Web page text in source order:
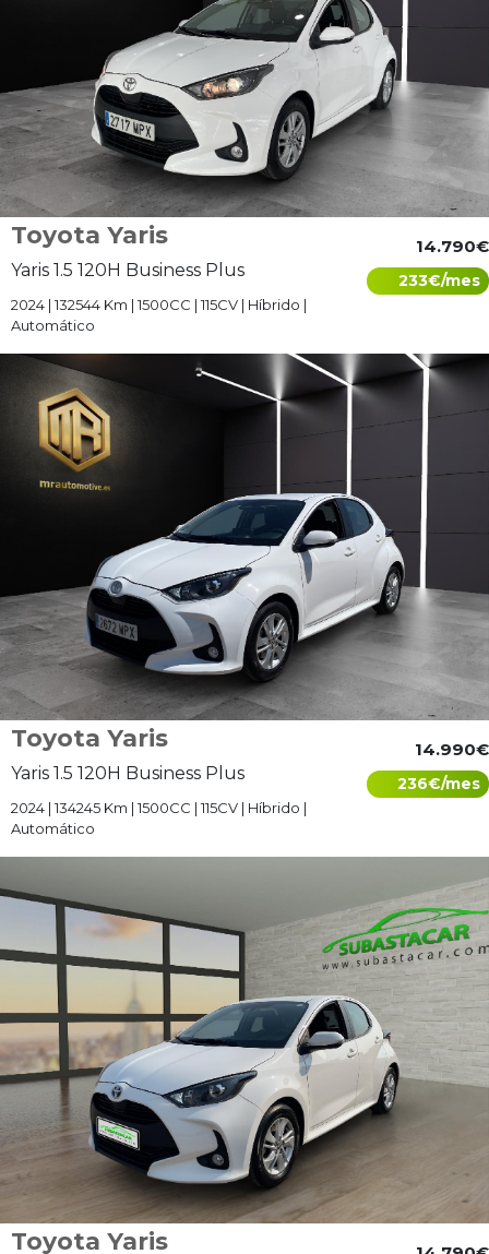
Toyota Yaris
Yaris 1.5 120H Business Plus
2024 | 132544 Km | 1500CC | 115CV | Híbrido |
Automático
14.790€
233€/mes
Toyota Yaris
Yaris 1.5 120H Business Plus
2024 | 134245 Km | 1500CC | 115CV | Híbrido |
Automático
14.990€
236€/mes
Toyota Yaris